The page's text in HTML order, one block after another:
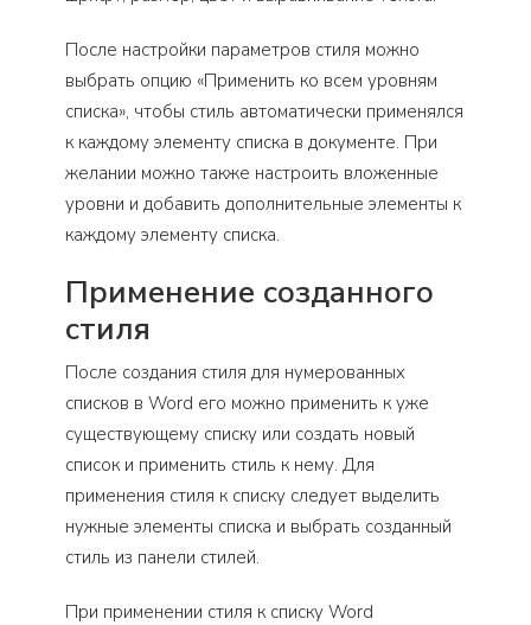
После настройки параметров стиля можно
выбрать опцию «Применить ко всем уровням
списка», чтобы стиль автоматически применялся
к каждому элементу списка в документе. При
желании можно также настроить вложенные
уровни и добавить дополнительные элементы к
каждому элементу списка.
Применение созданного
стиля
После создания стиля для нумерованных
списков в Word его можно применить к уже
существующему списку или создать новый
список и применить стиль к нему. Для
применения стиля к списку следует выделить
нужные элементы списка и выбрать созданный
стиль из панели стилей.
При применении стиля к списку Word